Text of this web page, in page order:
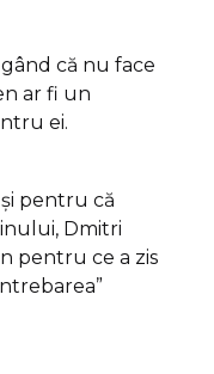
că nu face
ar fi un
ei.
pentru că
Dmitri
pentru ce a zis